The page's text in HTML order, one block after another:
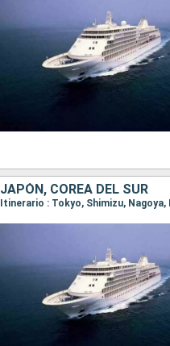
JAPÓN, COREA DEL SUR
Itinerario : Tokyo, Shimizu,